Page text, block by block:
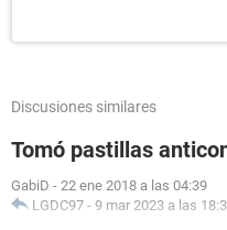
Discusiones similares
Tomó pastillas
GabiD - 22 ene 2018 a las 04:39
LGDC97 - 9 mar 2023 a las